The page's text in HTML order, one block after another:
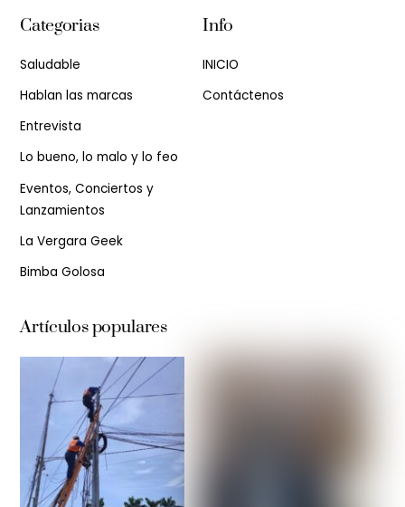
Categorias
Saludable
Hablan las marcas
Entrevista
Lo bueno, lo malo y lo feo
Eventos, Conciertos y
Lanzamientos
La Vergara Geek
Bimba Golosa
Info
INICIO
Contáctenos
Artículos populares